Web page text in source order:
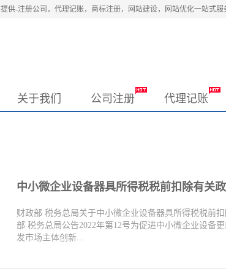
提供-注册公司，代理记账，商标注册，网站建设，网站优化一站式服
关于我们 公司注册 代理记账
中小微企业设备器具所得税税前扣除有关
财政部 税务总局关于中小微企业设备器具所得税税前
部 税务总局公告2022年第12号为促进中小微企业设备
发市场主体创新...